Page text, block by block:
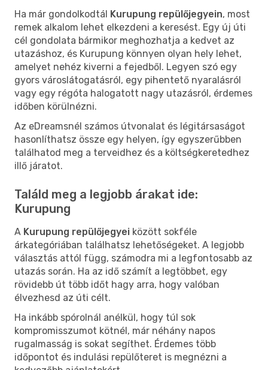
Ha már gondolkodtál Kurupung repülőjegyein, most
remek alkalom lehet elkezdeni a keresést. Egy új úti
cél gondolata bármikor meghozhatja a kedvet az
utazáshoz, és Kurupung könnyen olyan hely lehet,
amelyet nehéz kiverni a fejedből. Legyen szó egy
gyors városlátogatásról, egy pihentető nyaralásról
vagy egy régóta halogatott nagy utazásról, érdemes
időben körülnézni.
Az eDreamsnél számos útvonalat és légitársaságot
hasonlíthatsz össze egy helyen, így egyszerűbben
találhatod meg a terveidhez és a költségkeretedhez
illő járatot.
Találd meg a legjobb árakat ide:
Kurupung
A Kurupung repülőjegyei között sokféle
árkategóriában találhatsz lehetőségeket. A legjobb
választás attól függ, számodra mi a legfontosabb az
utazás során. Ha az idő számít a legtöbbet, egy
rövidebb út több időt hagy arra, hogy valóban
élvezhesd az úti célt.
Ha inkább spórolnál anélkül, hogy túl sok
kompromisszumot kötnél, már néhány napos
rugalmasság is sokat segíthet. Érdemes több
időpontot és indulási repülőteret is megnézni a